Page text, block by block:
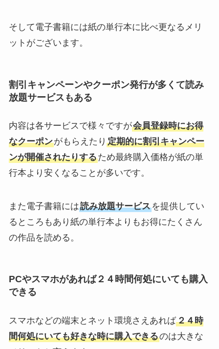
そして電子書籍には紙の単行本に比べ更なるメリ
ットがございます。
割引キャンペーンやクーポン発行が多くて読み
放題サービスもある
内容は各サービスで様々ですが会員登録時にお得
なクーポンがもらえたり 定期的に割引キャンペー
ンが開催されたりするため最終購入価格が紙の単
行本より安くなることが多いです。
また電子書籍には読み放題サービスを提供してい
るところもあり紙の単行本よりもお得にたくさん
の作品を読める。
PCやスマホがあれば２４時間何処にいても購入
できる
スマホなどの端末とネット環境さえあれば２４時
間何処にいても好きな時に購入できるのは大きな